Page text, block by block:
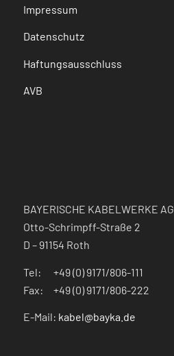
Impressum
Datenschutz
Haftungsausschluss
AVB
BAYERISCHE KABELWERKE AG
Otto-Schrimpff-Straße 2
D – 91154 Roth
Tel: +49 (0) 9171/806-111
Fax: +49 (0) 9171/806-222
E-Mail: kabel@bayka.de